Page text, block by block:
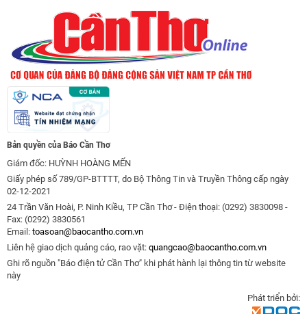
Bản quyền của Báo Cần Thơ
Giám đốc: HUỲNH HOÀNG MẾN
Giấy phép số 789/GP-BTTTT, do Bộ Thông Tin và Truyền Thông cấp ngày
02-12-2021
24 Trần Văn Hoài, P. Ninh Kiều, TP Cần Thơ - Điện thoại: (0292) 3830098 -
Fax: (0292) 3830561
Email: toasoan@baocantho.com.vn
Liên hệ giao dịch quảng cáo, rao vặt: quangcao@baocantho.com.vn
Ghi rõ nguồn "Báo điện tử Cần Thơ" khi phát hành lại thông tin từ website
này
Phát triển bởi: